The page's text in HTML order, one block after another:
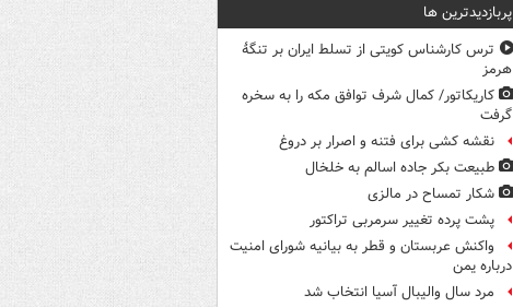
پربازدیدترین ها
ترس کارشناس کویتی از تسلط ایران بر تنگۀ
هرمز
کاریکاتور/ کمال شرف توافق مکه را به سخره
گرفت
نقشه کشی برای فتنه و اصرار بر دروغ
طبیعت بکر جاده اسالم به خلخال
شکار تمساح در مالزی
پشت پرده تغییر سرمربی تراکتور
واکنش عربستان و قطر به بیانیه شورای امنیت
درباره یمن
مرد سال والیبال آسیا انتخاب شد